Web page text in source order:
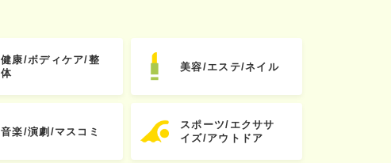
健康/ボディケア/整
体
美容/エステ/ネイル
音楽/演劇/マスコミ
スポーツ/エクササ
イズ/アウトドア